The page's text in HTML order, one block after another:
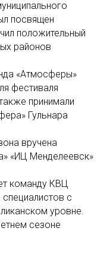
посвящен
положительный
районов
«Атмосферы»
фестиваля
принимали
Гульнара
вручена
«ИЦ Менделеевск»
команду КВЦ
с
уровне.
сезоне